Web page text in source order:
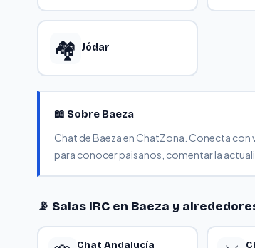
🏘️ Jódar
📖 Sobre Baeza
Chat de Baeza en ChatZona. Conecta con
para conocer paisanos, comentar la
📡 Salas IRC en Baeza y
Chat Andalucía